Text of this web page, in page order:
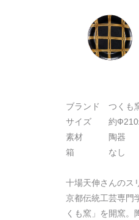
ブランド つくも
サイズ 約
素材 陶器
箱 なし
十場天伸さんのス
京都伝統工芸専門
くも窯」を開窯。